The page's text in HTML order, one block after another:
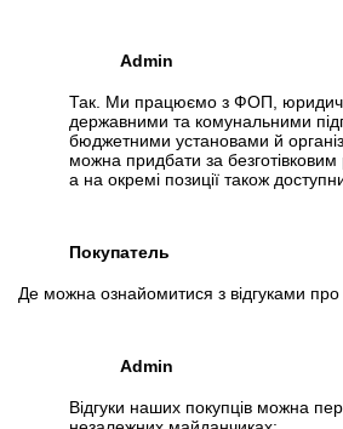
Admin
Так. Ми працюємо з ФОП,
державними та комунальними
бюджетними установами й
можна придбати за
а на окремі позиції також
Покупатель
Де можна ознайомитися з відгуками
Admin
Відгуки наших покупців можна